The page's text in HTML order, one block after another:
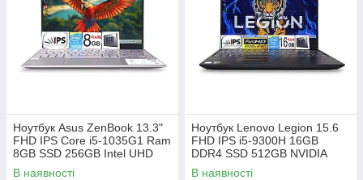
Ноутбук Asus ZenBook 13.3"
FHD IPS Core i5-1035G1 Ram
8GB SSD 256GB Intel UHD
Graphics
В наявності
Ноутбук Lenovo Legion 15.6
FHD IPS i5-9300H 16GB
DDR4 SSD 512GB NVIDIA
GTX1650
В наявності